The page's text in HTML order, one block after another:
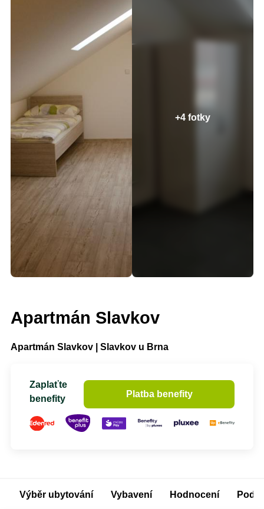
+4 fotky
Apartmán Slavkov
Apartmán Slavkov | Slavkov u Brna
Zaplaťte
benefity
Platba benefity
Výběr ubytování Vybavení Hodnocení